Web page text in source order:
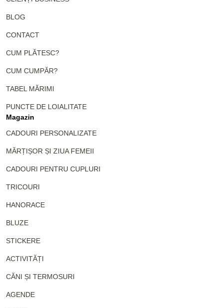
BLOG
CONTACT
CUM PLĂTESC?
CUM CUMPĂR?
TABEL MĂRIMI
PUNCTE DE LOIALITATE
Magazin
CADOURI PERSONALIZATE
MĂRȚIȘOR ȘI ZIUA FEMEII
CADOURI PENTRU CUPLURI
TRICOURI
HANORACE
BLUZE
STICKERE
ACTIVITĂȚI
CĂNI ȘI TERMOSURI
AGENDE